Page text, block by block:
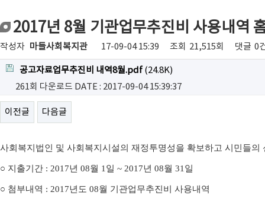
2017년 8월 기관업무추진비 사용내역
작성자 마들사회복지관 17-09-04 15:39 조회 21,515회 댓글 0
공고자료업무추진비 내역8월.pdf (24.8K)
261회 다운로드 DATE : 2017-09-04 15:39:37
이전글 다음글
사회복지법인 및 사회복지시설의 재정투명성을 확보하고 시민들
○ 지출기간 : 2017년 08월 1일 ~ 2017년 08월 31일
○ 첨부내역 : 2017년도 08월 기관업무추진비 사용내역